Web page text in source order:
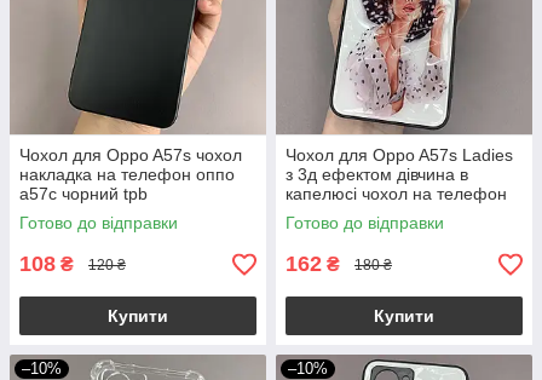
Чохол для Oppo A57s чохол
накладка на телефон оппо
а57с чорний tpb
Готово до відправки
108 ₴ 120 ₴
Купити
Чохол для Oppo A57s Ladies
з 3д ефектом дівчина в
капелюсі чохол на телефон
оппо а57с білий
Готово до відправки
162 ₴ 180 ₴
Купити
–10% –10%